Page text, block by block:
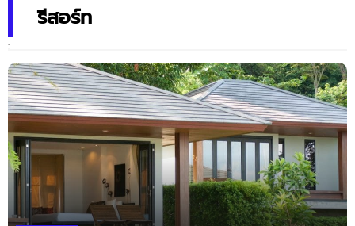
รีสอร์ท